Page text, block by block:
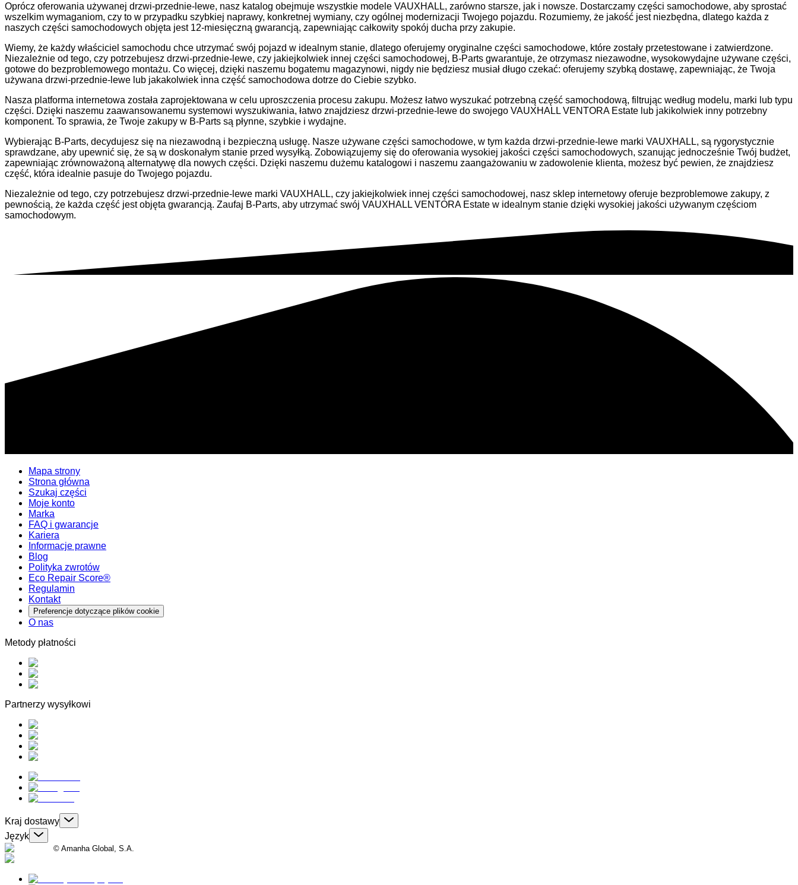
Oprócz oferowania używanej drzwi-przednie-lewe, nasz katalog obejmuje wszystkie modele VAUXHALL, zarówno starsze, jak i nowsze. Dostarczamy części samochodowe, aby sprostać
wszelkim wymaganiom, czy to w przypadku szybkiej naprawy, konkretnej wymiany, czy ogólnej modernizacji Twojego pojazdu. Rozumiemy, że jakość jest niezbędna, dlatego każda z
naszych części samochodowych objęta jest 12-miesięczną gwarancją, zapewniając całkowity spokój ducha przy zakupie.
Wiemy, że każdy właściciel samochodu chce utrzymać swój pojazd w idealnym stanie, dlatego oferujemy oryginalne części samochodowe, które zostały przetestowane i zatwierdzone.
Niezależnie od tego, czy potrzebujesz drzwi-przednie-lewe, czy jakiejkolwiek innej części samochodowej, B-Parts gwarantuje, że otrzymasz niezawodne, wysokowydajne używane części,
gotowe do bezproblemowego montażu. Co więcej, dzięki naszemu bogatemu magazynowi, nigdy nie będziesz musiał długo czekać: oferujemy szybką dostawę, zapewniając, że Twoja
używana drzwi-przednie-lewe lub jakakolwiek inna część samochodowa dotrze do Ciebie szybko.
Nasza platforma internetowa została zaprojektowana w celu uproszczenia procesu zakupu. Możesz łatwo wyszukać potrzebną część samochodową, filtrując według modelu, marki lub typu
części. Dzięki naszemu zaawansowanemu systemowi wyszukiwania, łatwo znajdziesz drzwi-przednie-lewe do swojego VAUXHALL VENTORA Estate lub jakikolwiek inny potrzebny
komponent. To sprawia, że Twoje zakupy w B-Parts są płynne, szybkie i wydajne.
Wybierając B-Parts, decydujesz się na niezawodną i bezpieczną usługę. Nasze używane części samochodowe, w tym każda drzwi-przednie-lewe marki VAUXHALL, są rygorystycznie
sprawdzane, aby upewnić się, że są w doskonałym stanie przed wysyłką. Zobowiązujemy się do oferowania wysokiej jakości części samochodowych, szanując jednocześnie Twój budżet,
zapewniając zrównoważoną alternatywę dla nowych części. Dzięki naszemu dużemu katalogowi i naszemu zaangażowaniu w zadowolenie klienta, możesz być pewien, że znajdziesz
część, która idealnie pasuje do Twojego pojazdu.
Niezależnie od tego, czy potrzebujesz drzwi-przednie-lewe marki VAUXHALL, czy jakiejkolwiek innej części samochodowej, nasz sklep internetowy oferuje bezproblemowe zakupy, z
pewnością, że każda część jest objęta gwarancją. Zaufaj B-Parts, aby utrzymać swój VAUXHALL VENTORA Estate w idealnym stanie dzięki wysokiej jakości używanym częściom
samochodowym.
Mapa strony
Strona główna
Szukaj części
Moje konto
Marka
FAQ i gwarancje
Kariera
Informacje prawne
Blog
Polityka zwrotów
Eco Repair Score®
Regulamin
Kontakt
Preferencje dotyczące plików cookie
O nas
Metody płatności
Partnerzy wysyłkowi
Kraj dostawy
Język
© Amanha Global, S.A.